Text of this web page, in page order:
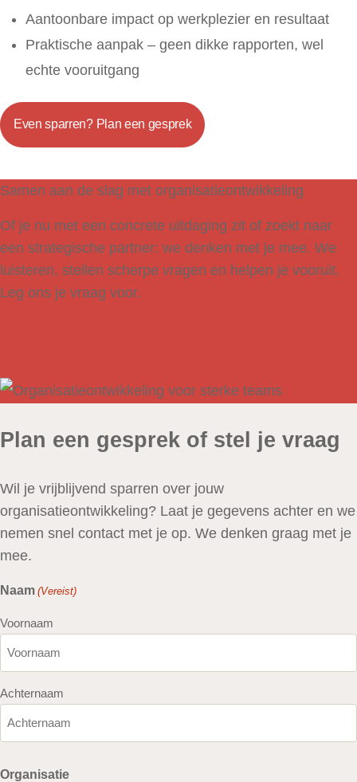
Aantoonbare impact op werkplezier en resultaat
Praktische aanpak – geen dikke rapporten, wel
echte vooruitgang
Even sparren? Plan een gesprek
Samen aan de slag met organisatieontwikkeling
Of je nu met een concrete uitdaging zit of zoekt naar
een strategische partner: we denken met je mee. We
luisteren, stellen scherpe vragen en helpen je vooruit.
Leg ons je vraag voor.
Plan een gesprek of stel je vraag
Wil je vrijblijvend sparren over jouw
organisatieontwikkeling? Laat je gegevens achter en we
nemen snel contact met je op. We denken graag met je
mee.
Naam (Vereist)
Voornaam
Achternaam
Organisatie